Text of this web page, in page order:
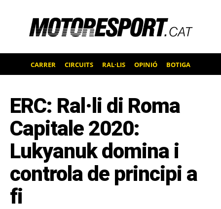
CARRER CIRCUITS RAL·LIS OPINIÓ BOTIGA
ERC: Ral·li di Roma
Capitale 2020:
Lukyanuk domina i
controla de principi a
fi